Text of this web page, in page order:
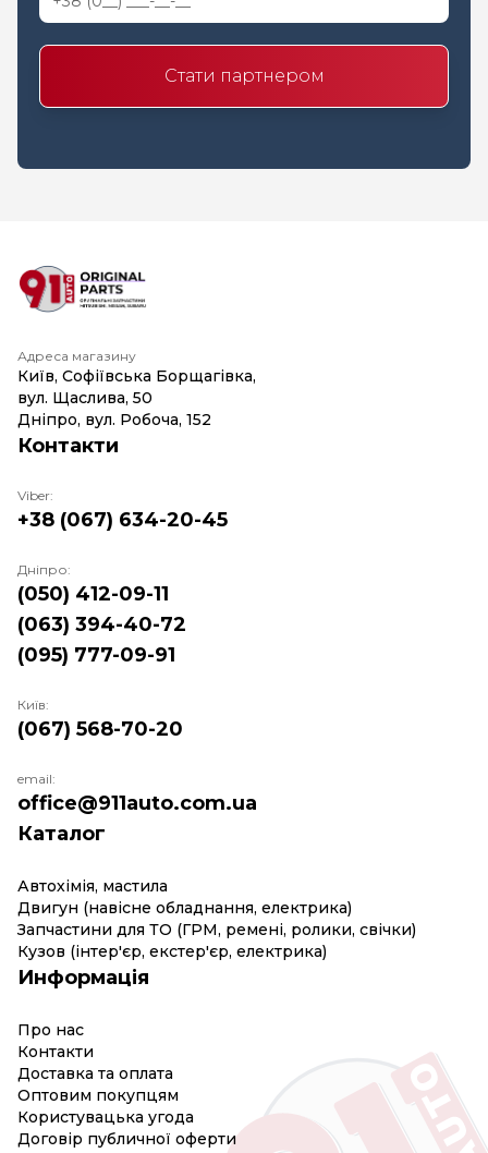
Стати партнером
Адреса магазину
Київ, Софіївська Борщагівка,
вул. Щаслива, 50
Дніпро, вул. Робоча, 152
Каталог
Автохімія, мастила
Двигун (навісне обладнання, електрика)
Запчастини для ТО (ГРМ, ремені, ролики, свічки)
Кузов (інтер'єр, екстер'єр, електрика)
Информація
Про нас
Контакти
Доставка та оплата
Оптовим покупцям
Користувацька угода
Договір публичної оферти
Контакти
Viber:
+38 (067) 634-20-45
Дніпро:
(050) 412-09-11
(063) 394-40-72
(095) 777-09-91
Київ:
(067) 568-70-20
email:
office@911auto.com.ua